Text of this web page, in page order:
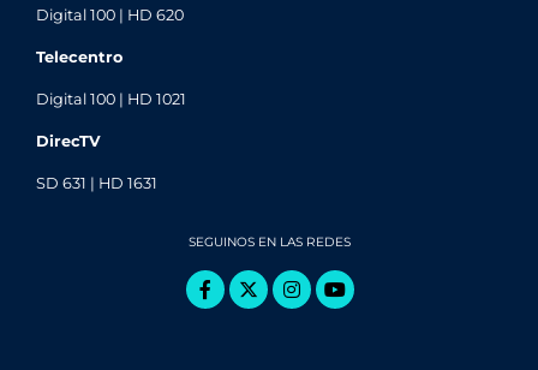
Digital 100 | HD 620
Telecentro
Digital 100 | HD 1021
DirecTV
SD 631 | HD 1631
SEGUINOS EN LAS REDES